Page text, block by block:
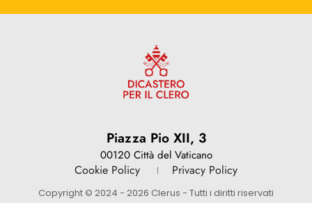
Piazza Pio XII, 3
00120 Città del Vaticano
Cookie Policy Privacy Policy
Copyright © 2024 - 2026 Clerus - Tutti i diritti riservati